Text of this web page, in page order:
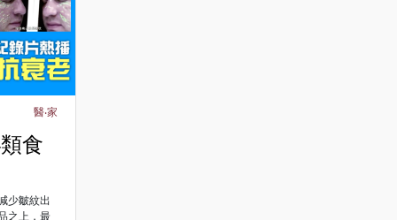
醫‧家
食
少皺紋出
之上，最